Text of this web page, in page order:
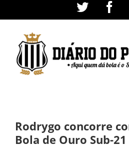
conteúdo
Twitter
Rodrygo concorre
Bola de Ouro Sub-21